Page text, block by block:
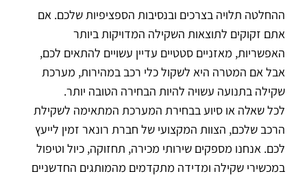
ההחלטה תלויה בצרכים ובנסיבות הספציפיות שלכם. אם
אתם זקוקים לתוצאות השקילה המדויקות ביותר
האפשריות, מאזניים סטטיים עדיין עשויים להתאים לכם,
אבל אם המטרה היא לשקול כלי רכב במהירות, מערכת
שקילה בתנועה עשויה להיות הבחירה הטובה יותר.
לכל שאלה או סיוע בבחירת המערכת המתאימה לשקילת
הרכב שלכם, הצוות המקצועי של חברת רונאר זמין לייעץ
לכם. אנחנו מספקים שירותי מכירה, תחזוקה, כיול וטיפול
במכשירי שקילה ומדידה מתקדמים מהמותגים החדשניים